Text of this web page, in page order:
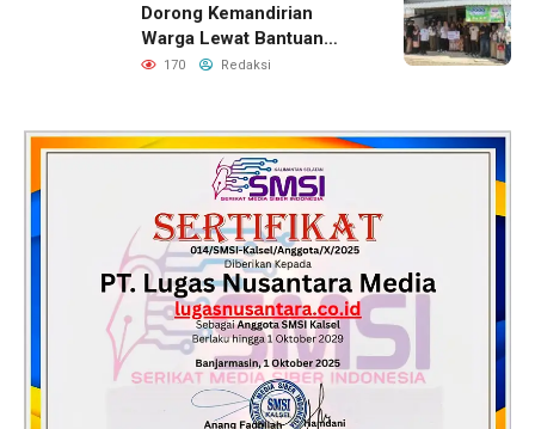
Dorong Kemandirian
Warga Lewat Bantuan
Usaha Ekonomi Produktif
170 Redaksi